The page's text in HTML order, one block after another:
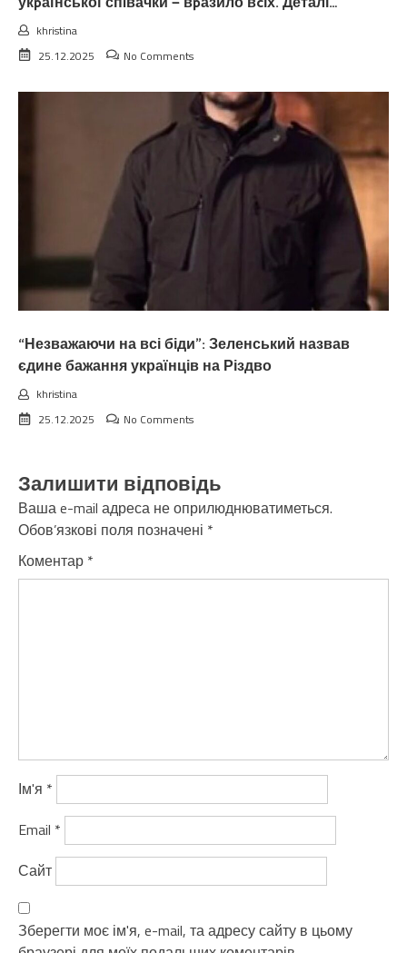
khristina
25.12.2025
No Comments
“Незважаючи на всі біди”: Зеленський назвав
єдине бажання українців на Різдво
khristina
25.12.2025
No Comments
Залишити відповідь
Ваша e-mail адреса не оприлюднюватиметься.
Обов’язкові поля позначені *
Коментар *
Ім'я *
Email *
Сайт
Зберегти моє ім'я, e-mail, та адресу сайту в цьому